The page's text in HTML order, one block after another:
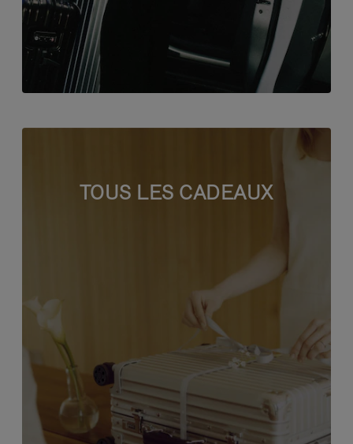
TOUS LES CADEAUX